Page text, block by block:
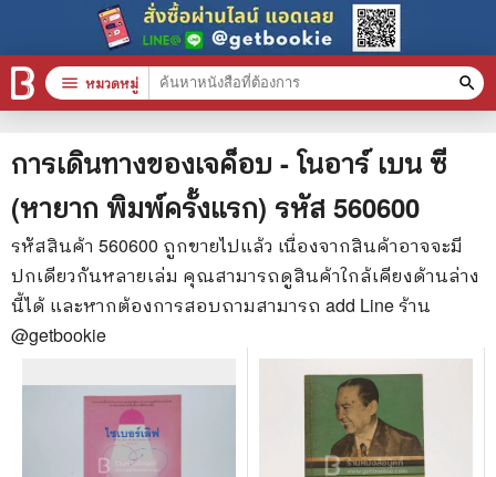
การเดินทางของเจค็อบ - โนอาร์ เบน ซี
(หายาก พิมพ์ครั้งแรก) รหัส 560600
รหัสสินค้า 560600 ถูกขายไปแล้ว เนื่องจากสินค้าอาจจะมี
ปกเดียวกันหลายเล่ม คุณสามารถดูสินค้าใกล้เคียงด้านล่าง
นี้ได้ และหากต้องการสอบถามสามารถ add Line ร้าน
@getbookie
menu หมวดหมู่ search
หมวดหมู่สินค้า clear
หนังสือทั้งหมด
stars สินค้าใช้เฉพาะแต้มเท่านั้น
📚 หนังสือทั่วไป
🎓 การศึกษา
😼 หนังสือการ์ตูน